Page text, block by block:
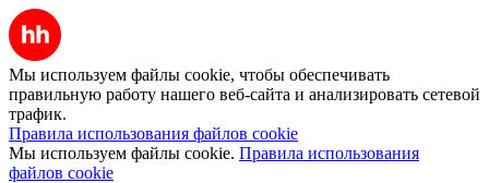
Мы используем файлы cookie, чтобы обеспечивать
правильную работу нашего веб-сайта и анализировать сетевой
трафик.
Правила использования файлов cookie
Мы используем файлы cookie. Правила использования
файлов cookie